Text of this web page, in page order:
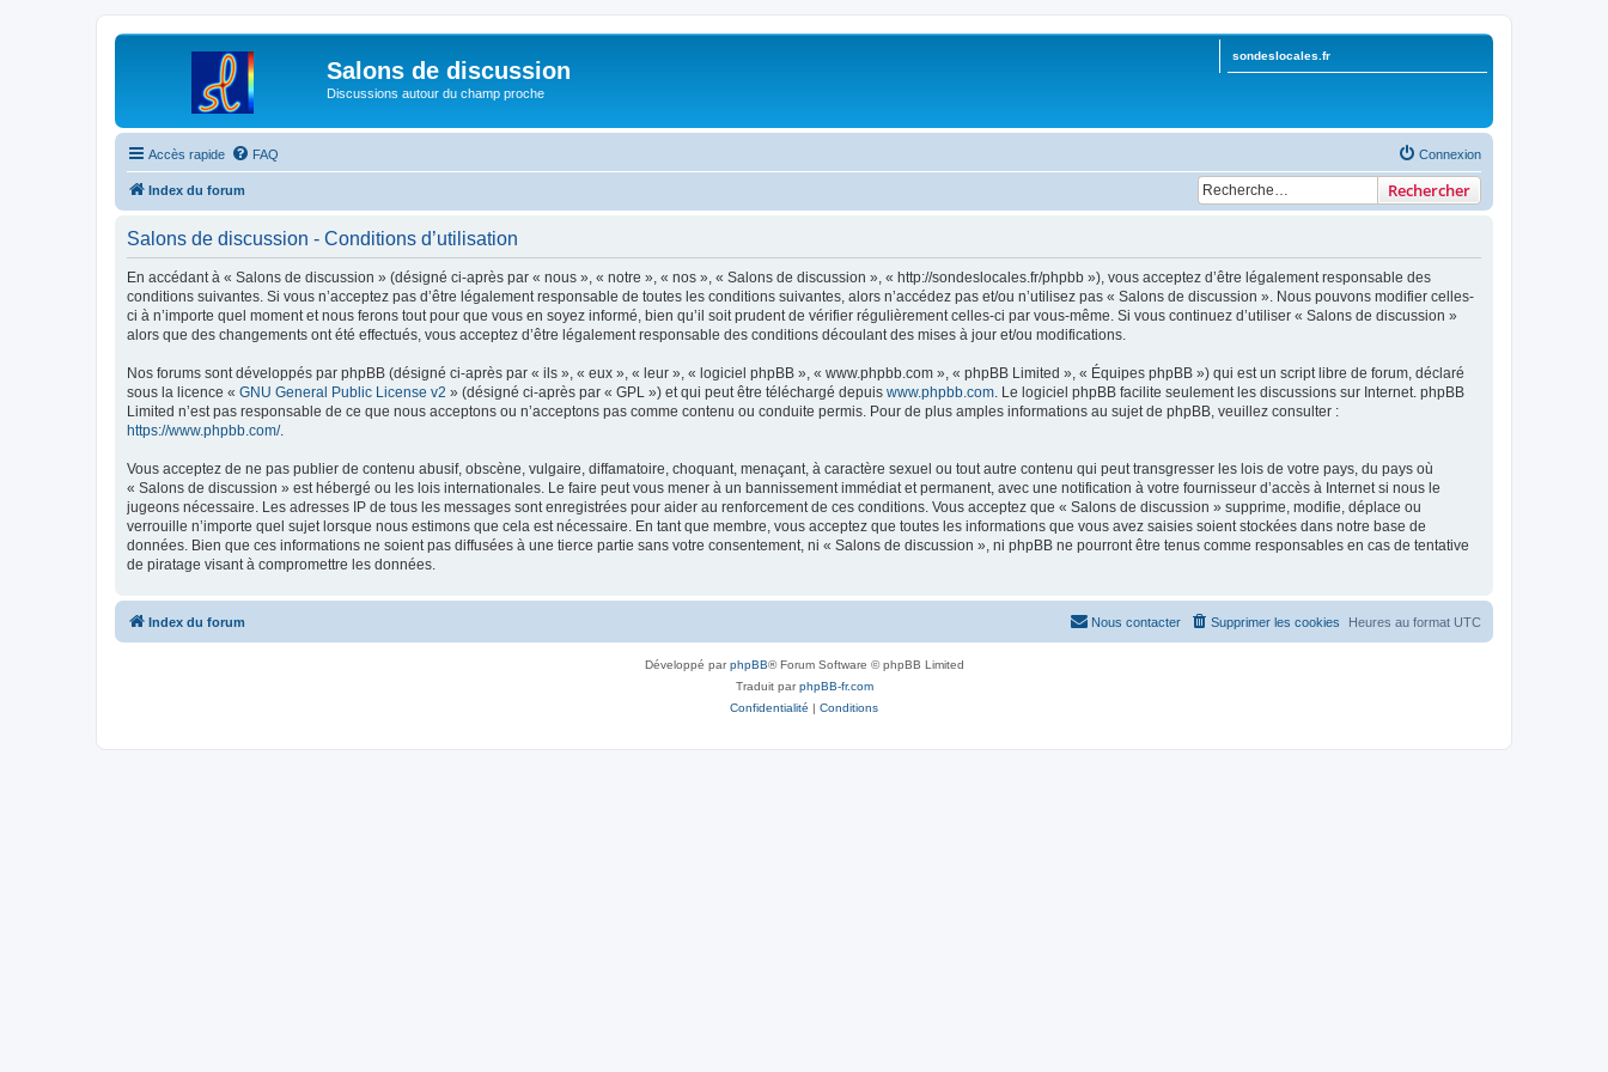
Salons de discussion
Discussions autour du champ proche
sondeslocales.fr
Accès rapide FAQ Connexion
Index du forum Rechercher
Salons de discussion - Conditions d’utilisation
En accédant à « Salons de discussion » (désigné ci-après par « nous », « notre », « nos », « Salons de discussion », « http://sondeslocales.fr/phpbb »), vous acceptez d’être légalement responsable des
conditions suivantes. Si vous n’acceptez pas d’être légalement responsable de toutes les conditions suivantes, alors n’accédez pas et/ou n’utilisez pas « Salons de discussion ». Nous pouvons modifier celles-
ci à n’importe quel moment et nous ferons tout pour que vous en soyez informé, bien qu’il soit prudent de vérifier régulièrement celles-ci par vous-même. Si vous continuez d’utiliser « Salons de discussion »
alors que des changements ont été effectués, vous acceptez d’être légalement responsable des conditions découlant des mises à jour et/ou modifications.
Nos forums sont développés par phpBB (désigné ci-après par « ils », « eux », « leur », « logiciel phpBB », « www.phpbb.com », « phpBB Limited », « Équipes phpBB ») qui est un script libre de forum, déclaré
sous la licence « GNU General Public License v2 » (désigné ci-après par « GPL ») et qui peut être téléchargé depuis www.phpbb.com. Le logiciel phpBB facilite seulement les discussions sur Internet. phpBB
Limited n’est pas responsable de ce que nous acceptons ou n’acceptons pas comme contenu ou conduite permis. Pour de plus amples informations au sujet de phpBB, veuillez consulter :
https://www.phpbb.com/.
Vous acceptez de ne pas publier de contenu abusif, obscène, vulgaire, diffamatoire, choquant, menaçant, à caractère sexuel ou tout autre contenu qui peut transgresser les lois de votre pays, du pays où
« Salons de discussion » est hébergé ou les lois internationales. Le faire peut vous mener à un bannissement immédiat et permanent, avec une notification à votre fournisseur d’accès à Internet si nous le
jugeons nécessaire. Les adresses IP de tous les messages sont enregistrées pour aider au renforcement de ces conditions. Vous acceptez que « Salons de discussion » supprime, modifie, déplace ou
verrouille n’importe quel sujet lorsque nous estimons que cela est nécessaire. En tant que membre, vous acceptez que toutes les informations que vous avez saisies soient stockées dans notre base de
données. Bien que ces informations ne soient pas diffusées à une tierce partie sans votre consentement, ni « Salons de discussion », ni phpBB ne pourront être tenus comme responsables en cas de tentative
de piratage visant à compromettre les données.
Index du forum Heures au format UTC
Supprimer les cookies
Nous contacter
Développé parphpBB® Forum Software © phpBB Limited
Traduit parphpBB-fr.com
Confidentialité | Conditions